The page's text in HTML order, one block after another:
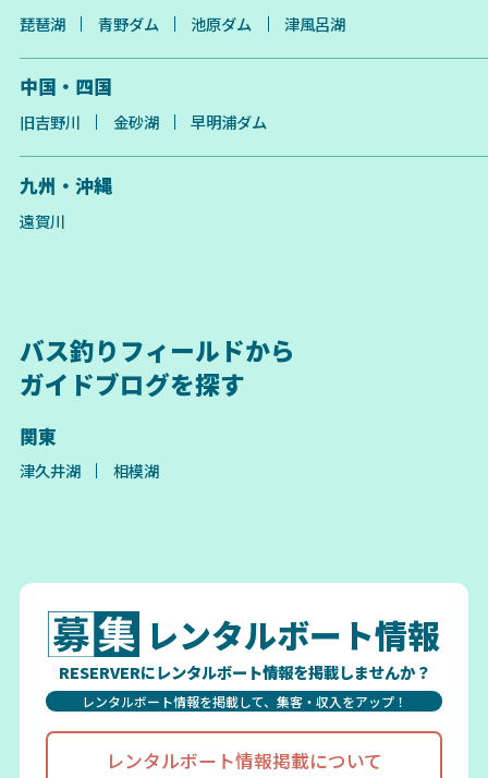
琵琶湖 青野ダム 池原ダム 津風呂湖
中国・四国
旧吉野川 金砂湖 早明浦ダム
九州・沖縄
遠賀川
バス釣りフィールドから
ガイドブログを探す
関東
津久井湖 相模湖
レンタルボート情報
RESERVERにレンタルボート情報を掲載しませんか？
レンタルボート情報を掲載して、集客・収入をアップ！
レンタルボート情報掲載について